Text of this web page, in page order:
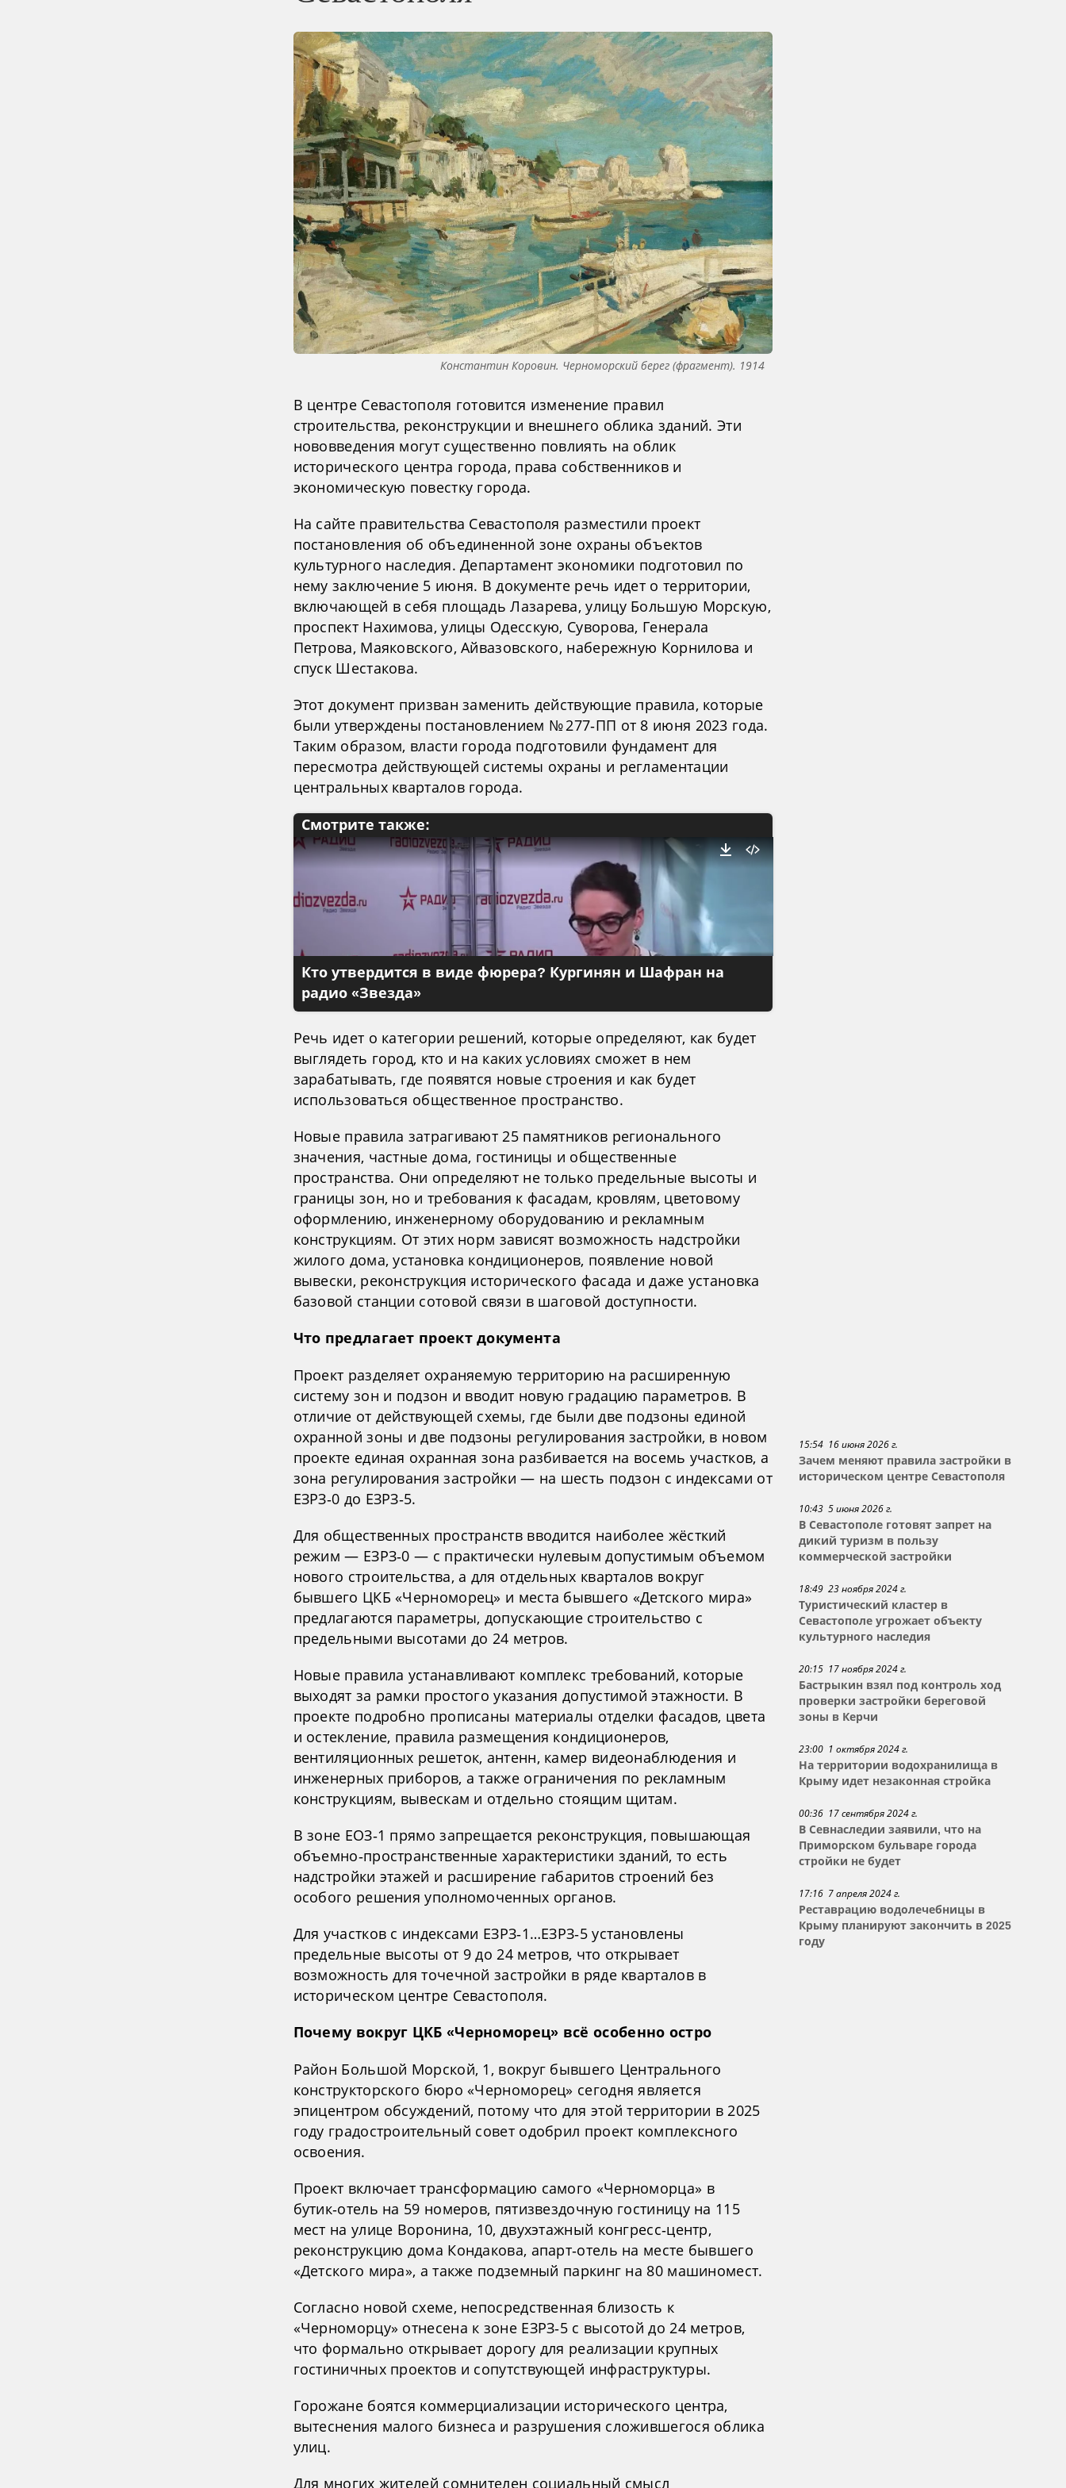
Константин Коровин. Черноморский берег (фрагмент). 1914
В центре Севастополя готовится изменение правил
строительства, реконструкции и внешнего облика зданий. Эти
нововведения могут существенно повлиять на облик
исторического центра города, права собственников и
экономическую повестку города.
На сайте правительства Севастополя разместили проект
постановления об объединенной зоне охраны объектов
культурного наследия. Департамент экономики подготовил по
нему заключение 5 июня. В документе речь идет о территории,
включающей в себя площадь Лазарева, улицу Большую Морскую,
проспект Нахимова, улицы Одесскую, Суворова, Генерала
Петрова, Маяковского, Айвазовского, набережную Корнилова и
спуск Шестакова.
Этот документ призван заменить действующие правила, которые
были утверждены постановлением № 277‑ПП от 8 июня 2023 года.
Таким образом, власти города подготовили фундамент для
пересмотра действующей системы охраны и регламентации
центральных кварталов города.
Смотрите также:
Кто утвердится в виде фюрера? Кургинян и Шафран на
радио «Звезда»
Речь идет о категории решений, которые определяют, как будет
выглядеть город, кто и на каких условиях сможет в нем
зарабатывать, где появятся новые строения и как будет
использоваться общественное пространство.
Новые правила затрагивают 25 памятников регионального
значения, частные дома, гостиницы и общественные
пространства. Они определяют не только предельные высоты и
границы зон, но и требования к фасадам, кровлям, цветовому
оформлению, инженерному оборудованию и рекламным
конструкциям. От этих норм зависят возможность надстройки
жилого дома, установка кондиционеров, появление новой
вывески, реконструкция исторического фасада и даже установка
базовой станции сотовой связи в шаговой доступности.
Что предлагает проект документа
Проект разделяет охраняемую территорию на расширенную
систему зон и подзон и вводит новую градацию параметров. В
отличие от действующей схемы, где были две подзоны единой
охранной зоны и две подзоны регулирования застройки, в новом
проекте единая охранная зона разбивается на восемь участков, а
зона регулирования застройки — на шесть подзон с индексами от
ЕЗРЗ‑0 до ЕЗРЗ‑5.
Для общественных пространств вводится наиболее жёсткий
режим — ЕЗРЗ‑0 — с практически нулевым допустимым объемом
нового строительства, а для отдельных кварталов вокруг
бывшего ЦКБ «Черноморец» и места бывшего «Детского мира»
предлагаются параметры, допускающие строительство с
предельными высотами до 24 метров.
Новые правила устанавливают комплекс требований, которые
выходят за рамки простого указания допустимой этажности. В
проекте подробно прописаны материалы отделки фасадов, цвета
и остекление, правила размещения кондиционеров,
вентиляционных решеток, антенн, камер видеонаблюдения и
инженерных приборов, а также ограничения по рекламным
конструкциям, вывескам и отдельно стоящим щитам.
В зоне ЕОЗ‑1 прямо запрещается реконструкция, повышающая
объемно‑пространственные характеристики зданий, то есть
надстройки этажей и расширение габаритов строений без
особого решения уполномоченных органов.
Для участков с индексами ЕЗРЗ‑1…ЕЗРЗ‑5 установлены
предельные высоты от 9 до 24 метров, что открывает
возможность для точечной застройки в ряде кварталов в
историческом центре Севастополя.
Почему вокруг ЦКБ «Черноморец» всё особенно остро
Район Большой Морской, 1, вокруг бывшего Центрального
конструкторского бюро «Черноморец» сегодня является
эпицентром обсуждений, потому что для этой территории в 2025
году градостроительный совет одобрил проект комплексного
освоения.
Проект включает трансформацию самого «Черноморца» в
бутик‑отель на 59 номеров, пятизвездочную гостиницу на 115
мест на улице Воронина, 10, двухэтажный конгресс‑центр,
реконструкцию дома Кондакова, апарт‑отель на месте бывшего
«Детского мира», а также подземный паркинг на 80 машиномест.
Согласно новой схеме, непосредственная близость к
«Черноморцу» отнесена к зоне ЕЗРЗ‑5 с высотой до 24 метров,
что формально открывает дорогу для реализации крупных
гостиничных проектов и сопутствующей инфраструктуры.
Горожане боятся коммерциализации исторического центра,
вытеснения малого бизнеса и разрушения сложившегося облика
улиц.
Для многих жителей сомнителен социальный смысл
15:54 16 июня 2026 г.
Зачем меняют правила застройки в
историческом центре Севастополя
10:43 5 июня 2026 г.
В Севастополе готовят запрет на
дикий туризм в пользу
коммерческой застройки
18:49 23 ноября 2024 г.
Туристический кластер в
Севастополе угрожает объекту
культурного наследия
20:15 17 ноября 2024 г.
Бастрыкин взял под контроль ход
проверки застройки береговой
зоны в Керчи
23:00 1 октября 2024 г.
На территории водохранилища в
Крыму идет незаконная стройка
00:36 17 сентября 2024 г.
В Севнаследии заявили, что на
Приморском бульваре города
стройки не будет
17:16 7 апреля 2024 г.
Реставрацию водолечебницы в
Крыму планируют закончить в 2025
году